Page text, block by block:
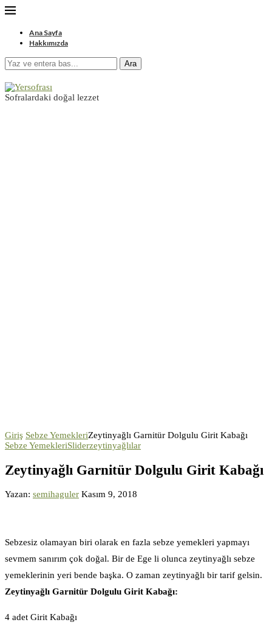
Ana Sayfa
Hakkımızda
Ara
Sofralardaki doğal lezzet
Giriş Sebze YemekleriZeytinyağlı Garnitür Dolgulu Girit Kabağı
Sebze YemekleriSliderzeytinyağlılar
Zeytinyağlı Garnitür Dolgulu Girit Kabağı
Yazan: semihaguler Kasım 9, 2018
Sebzesiz olamayan biri olarak en fazla sebze yemekleri yapmayı
sevmem sanırım çok doğal. Bir de Ege li olunca zeytinyağlı sebze
yemeklerinin yeri bende başka. O zaman zeytinyağlı bir tarif gelsin.
Zeytinyağlı Garnitür Dolgulu Girit Kabağı:
4 adet Girit Kabağı